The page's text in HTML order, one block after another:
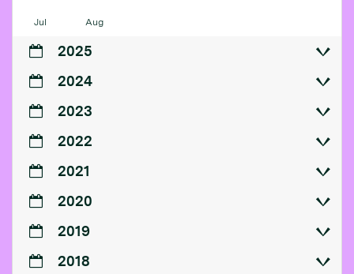
Jul Aug
2025
2024
2023
2022
2021
2020
2019
2018